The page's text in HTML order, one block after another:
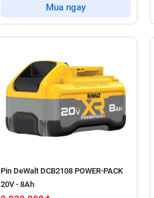
Mua ngay
Pin DeWalt DCB2108 POWER-PACK
20V - 8Ah